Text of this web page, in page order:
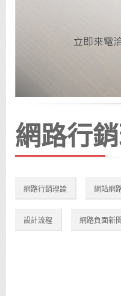
網路行
網路行銷理論 網站網
設計流程 網路負面新